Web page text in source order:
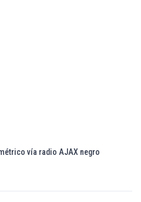
vía radio AJAX negro